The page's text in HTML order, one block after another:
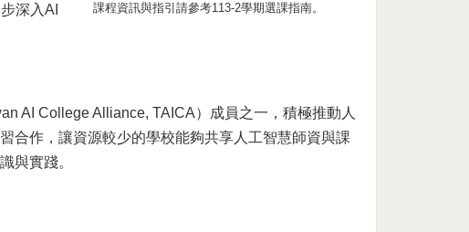
課程資訊與指引請參考113-2學期選課指南。
深入AI
AI College Alliance, TAICA）成員之一，積極推動人
合作，讓資源較少的學校能夠共享人工智慧師資與課
與實踐。